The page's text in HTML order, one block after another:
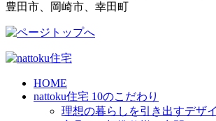
豊田市、岡崎市、幸田町
HOME
nattoku住宅 10のこだわり
理想の暮らしを引き出すデザ